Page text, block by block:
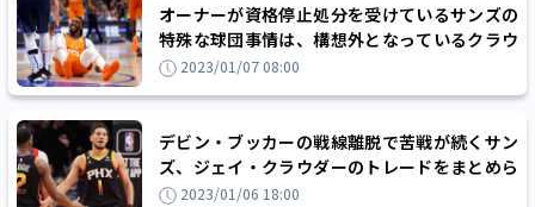
オーナーが資格停止処分を受けているサンズの
特殊な球団事情は、構想外となっているクラウ
ダーのトレードも妨げている？
2023/01/07 08:00
デビン・ブッカーの戦線離脱で苦戦が続くサン
ズ、ジェイ・クラウダーのトレードをまとめら
れるかがチーム浮上のカギに
2023/01/06 18:00